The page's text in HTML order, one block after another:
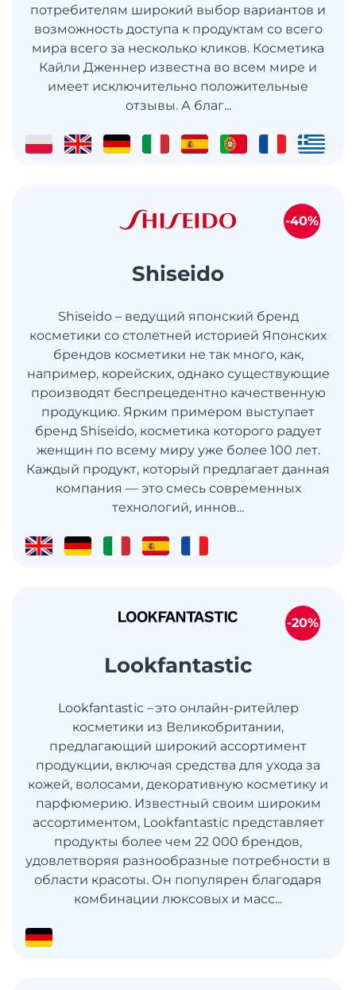
потребителям широкий выбор вариантов и
возможность доступа к продуктам со всего
мира всего за несколько кликов. Косметика
Кайли Дженнер известна во всем мире и
имеет исключительно положительные
отзывы. А благ...
Shiseido
Shiseido – ведущий японский бренд
косметики со столетней историей Японских
брендов косметики не так много, как,
например, корейских, однако существующие
производят беспрецедентно качественную
продукцию. Ярким примером выступает
бренд Shiseido, косметика которого радует
женщин по всему миру уже более 100 лет.
Каждый продукт, который предлагает данная
компания — это смесь современных
технологий, иннов...
-40%
Lookfantastic
Lookfantastic – это онлайн-ритейлер
косметики из Великобритании,
предлагающий широкий ассортимент
продукции, включая средства для ухода за
кожей, волосами, декоративную косметику и
парфюмерию. Известный своим широким
ассортиментом, Lookfantastic представляет
продукты более чем 22 000 брендов,
удовлетворяя разнообразные потребности в
области красоты. Он популярен благодаря
комбинации люксовых и масс...
-20%